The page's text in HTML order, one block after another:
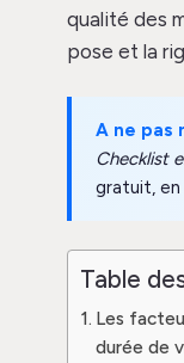
qualité des
pose et la
A ne pas
Checklist
gratuit, en
Table
Les
durée de